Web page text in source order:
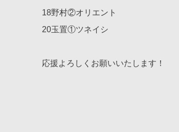
18野村②オリエント
20玉置①ツネイシ
応援よろしくお願いいたします！